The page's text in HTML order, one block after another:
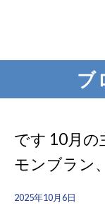
ブ
です 10月
モンブラン
2025年10月6日